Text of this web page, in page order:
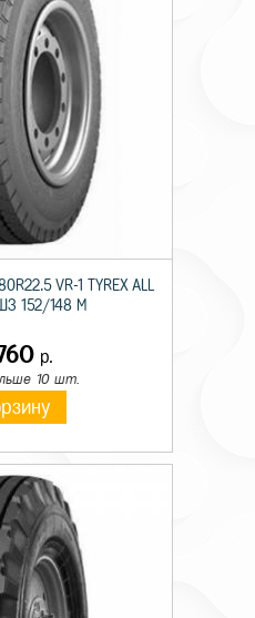
VR-1 TYREX ALL
152/148 M
р.
10 шт.